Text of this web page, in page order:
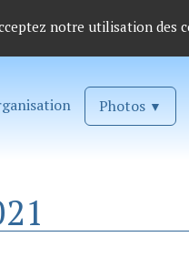
notre utilisation des
Photos ▼